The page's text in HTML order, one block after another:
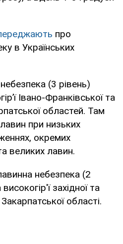
про
в Українських
(3 рівень)
Iвано-Франкiвської та
областей. Там
при низьких
окремих
великих лавин.
небезпека (2
західної та
області.